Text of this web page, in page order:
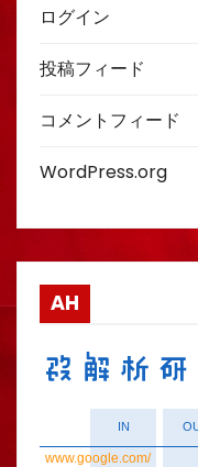
ログイン
投稿フィード
コメントフィード
WordPress.org
AH